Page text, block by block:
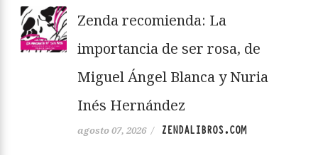
Zenda recomienda: La
importancia de ser rosa, de
Miguel Ángel Blanca y Nuria
Inés Hernández
agosto 07, 2026 / ZENDALIBROS.COM